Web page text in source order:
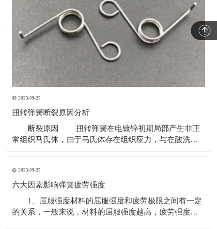
2023-09-25
扭转弹簧断裂原因分析
断裂原因 扭转弹簧在电镀锌初期局部产生非正
常组织马氏体，由于马氏体存在组织应力，与在酸洗和
簧在客户装配前发现少量弹簧断裂，断口位置如箭头所
指。 扭转弹簧生产工艺：弹簧钢丝→绕簧→低温去
2023-09-25
六大因素影响弹簧疲劳强度
1、屈服强度材料的屈服强度和疲劳极限之间有一定
的关系，一般来说，材料的屈服强度越高，疲劳强度也